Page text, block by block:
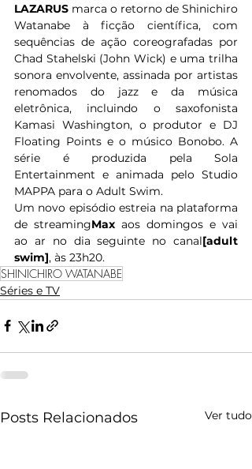
LAZARUS marca o retorno de Shinichiro
Watanabe à ficção científica, com
sequências de ação coreografadas por
Chad Stahelski (John Wick) e uma trilha
sonora envolvente, assinada por artistas
renomados do jazz e da música
eletrônica, incluindo o saxofonista
Kamasi Washington, o produtor e DJ
Floating Points e o músico Bonobo. A
série é produzida pela Sola
Entertainment e animada pelo Studio
MAPPA para o Adult Swim.
Um novo episódio estreia na plataforma
de streamingMax aos domingos e vai
ao ar no dia seguinte no canal[adult
swim], às 23h20.
SHINICHIRO WATANABE
Séries e TV
Posts Relacionados Ver tudo